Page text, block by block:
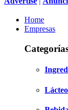
Home
Empresas